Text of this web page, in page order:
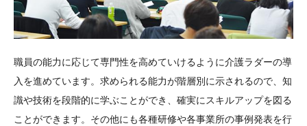
職員の能力に応じて専門性を高めていけるように介護ラダーの導
入を進めています。求められる能力が階層別に示されるので、知
識や技術を段階的に学ぶことができ、確実にスキルアップを図る
ことができます。その他にも各種研修や各事業所の事例発表を行